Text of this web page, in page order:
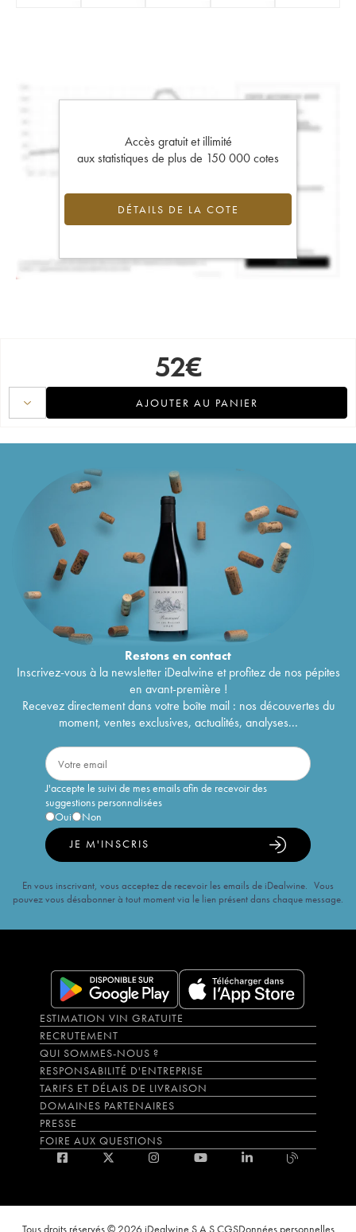
Accès gratuit et illimité
aux statistiques de plus de 150 000 cotes
DÉTAILS DE LA COTE
52€
AJOUTER AU PANIER
Restons encontact
Inscrivez-vous à la newsletter iDealwine et profitez de nos pépites
en avant-première !
Recevez directement dans votre boîte mail : nos découvertes du
moment, ventes exclusives, actualités, analyses...
J'accepte le suivi de mes emails afin de recevoir des
suggestions personnalisées
Oui
Non
JE M'INSCRIS
En vous inscrivant, vous acceptez de recevoir les emails de iDealwine. Vous
pouvez vous désabonner à tout moment via le lien présent dans chaque message.
ESTIMATION VIN GRATUITE
RECRUTEMENT
QUI SOMMES-NOUS ?
RESPONSABILITÉ D'ENTREPRISE
TARIFS ET DÉLAIS DE LIVRAISON
DOMAINES PARTENAIRES
PRESSE
FOIRE AUX QUESTIONS
Tous droits réservés © 2026 iDealwine S.A.S.CGSDonnées personnelles